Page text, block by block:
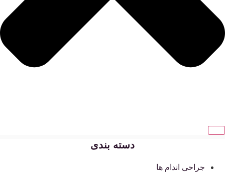
دسته بندی
جراحی اندام ها